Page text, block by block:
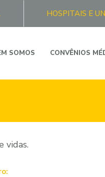
HOSPITAIS E
SOMOS CONVÊNIOS
vidas.